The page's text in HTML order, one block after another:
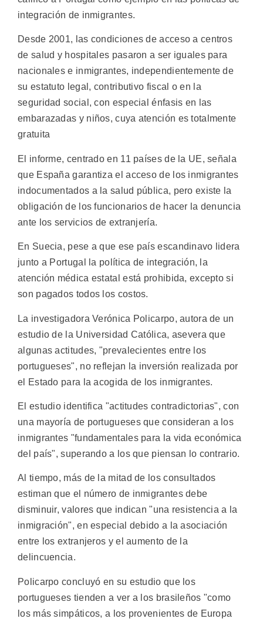
integración de inmigrantes.
Desde 2001, las condiciones de acceso a centros
de salud y hospitales pasaron a ser iguales para
nacionales e inmigrantes, independientemente de
su estatuto legal, contributivo fiscal o en la
seguridad social, con especial énfasis en las
embarazadas y niños, cuya atención es totalmente
gratuita
El informe, centrado en 11 países de la UE, señala
que España garantiza el acceso de los inmigrantes
indocumentados a la salud pública, pero existe la
obligación de los funcionarios de hacer la denuncia
ante los servicios de extranjería.
En Suecia, pese a que ese país escandinavo lidera
junto a Portugal la política de integración, la
atención médica estatal está prohibida, excepto si
son pagados todos los costos.
La investigadora Verónica Policarpo, autora de un
estudio de la Universidad Católica, asevera que
algunas actitudes, "prevalecientes entre los
portugueses", no reflejan la inversión realizada por
el Estado para la acogida de los inmigrantes.
El estudio identifica "actitudes contradictorias", con
una mayoría de portugueses que consideran a los
inmigrantes "fundamentales para la vida económica
del país", superando a los que piensan lo contrario.
Al tiempo, más de la mitad de los consultados
estiman que el número de inmigrantes debe
disminuir, valores que indican "una resistencia a la
inmigración", en especial debido a la asociación
entre los extranjeros y el aumento de la
delincuencia.
Policarpo concluyó en su estudio que los
portugueses tienden a ver a los brasileños "como
los más simpáticos, a los provenientes de Europa